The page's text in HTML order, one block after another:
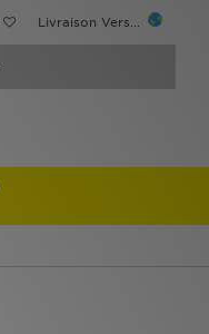
Livraison Vers...